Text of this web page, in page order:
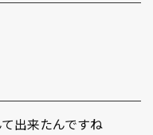
出来たんですね